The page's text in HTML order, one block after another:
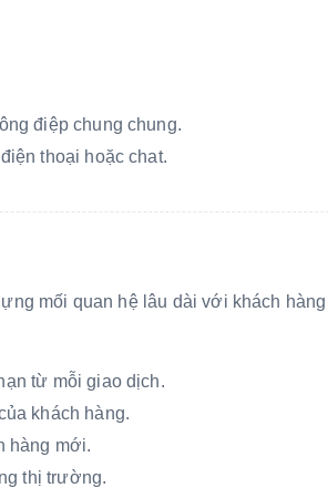
điệp chung chung.
thoại hoặc chat.
mối quan hệ lâu dài với khách
từ mỗi giao dịch.
khách hàng.
hàng mới.
thị trường.